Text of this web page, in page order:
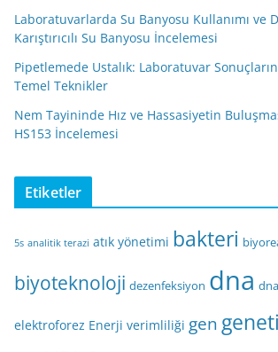
Laboratuvarlarda Su Banyosu Kullanımı ve
Karıştırıcılı Su Banyosu İncelemesi
Pipetlemede Ustalık: Laboratuvar
Temel Teknikler
Nem Tayininde Hız ve Hassasiyetin
HS153 İncelemesi
Etiketler
5s analitik terazi atık yönetimi bakteri
biyoteknoloji dezenfeksiyon dna
elektroforez Enerji verimliliği gen